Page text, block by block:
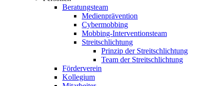
Beratungsteam
Medienprävention
Cybermobbing
Mobbing-Interventionsteam
Streitschlichtung
Prinzip der Streitschlichtung
Team der Streitschlichtung
Förderverein
Kollegium